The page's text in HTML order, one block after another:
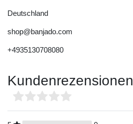
Deutschland
shop@banjado.com
+4935130708080
Kundenrezensionen